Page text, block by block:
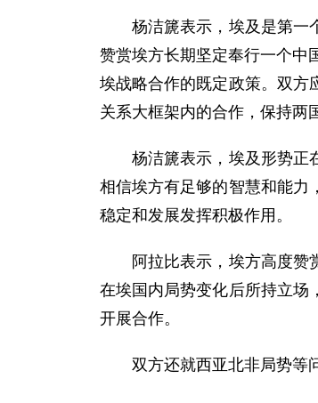
杨洁篪表示，埃及是第一个
赞赏埃方长期坚定奉行一个中
埃战略合作的既定政策。双方
关系大框架内的合作，保持两
杨洁篪表示，埃及形势正在
相信埃方有足够的智慧和能力
稳定和发展发挥积极作用。
阿拉比表示，埃方高度赞赏
在埃国内局势变化后所持立场
开展合作。
双方还就西亚北非局势等问